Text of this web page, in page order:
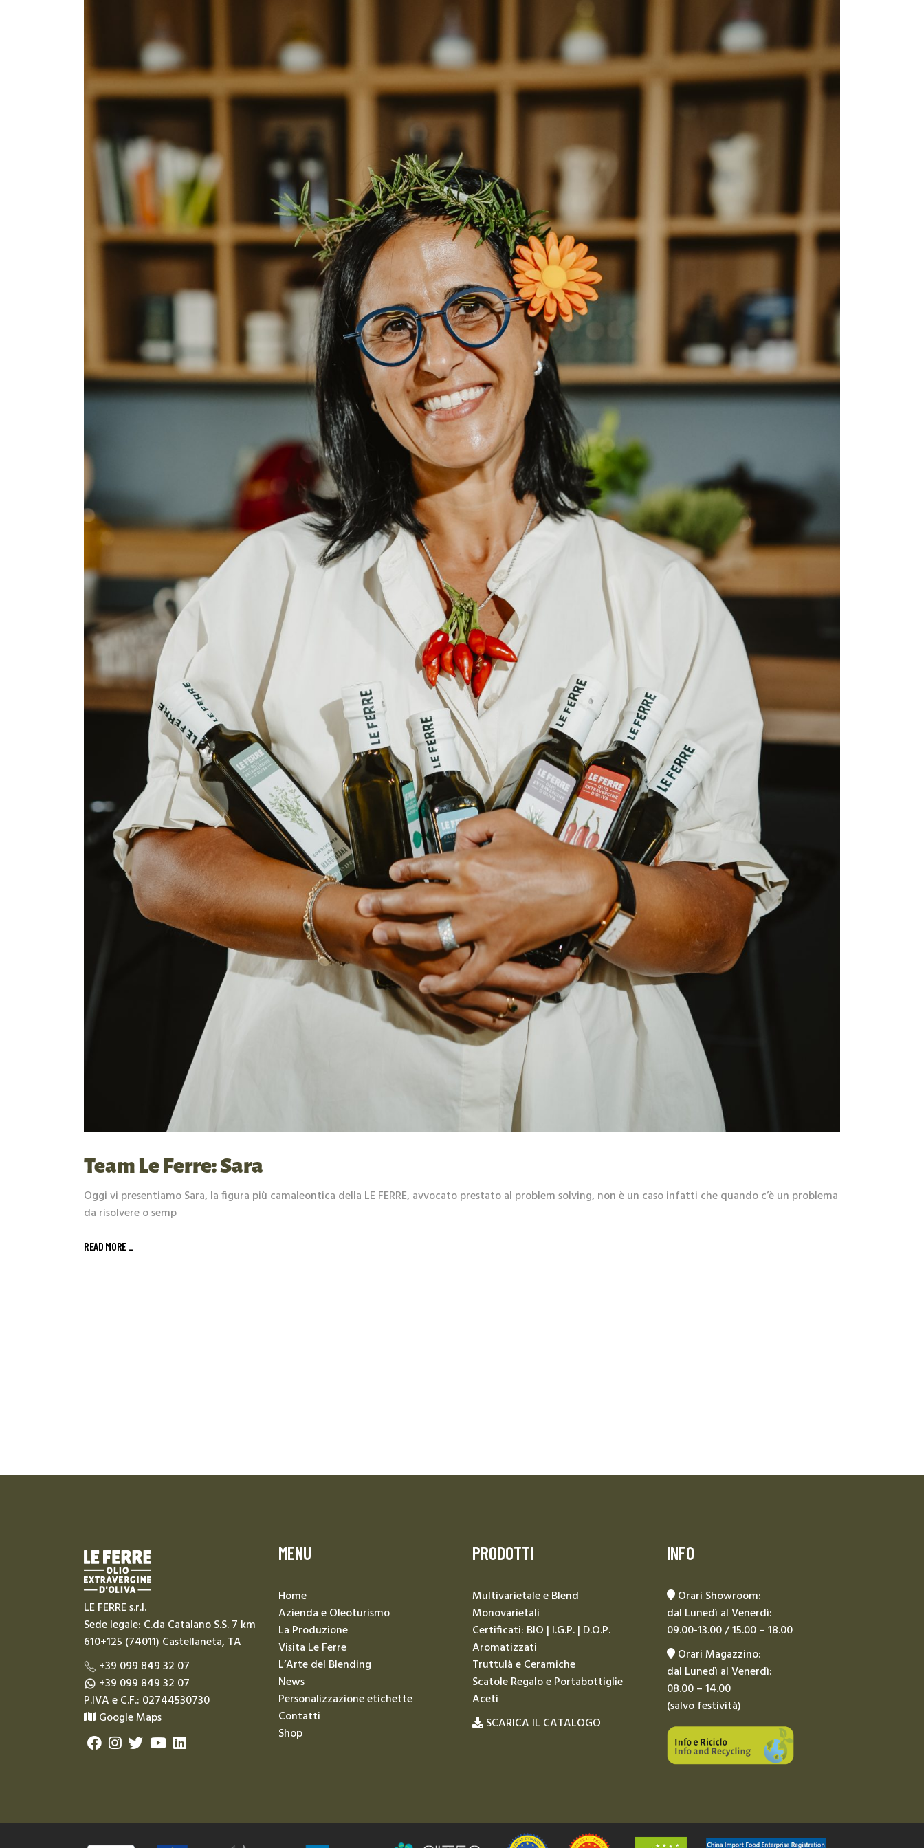
Team Le Ferre: Sara
Oggi vi presentiamo Sara, la figura più camaleontica della LE FERRE, avvocato prestato al problem solving, non è un caso infatti che quando c’è un problema
da risolvere o semp
READ MORE _
LE FERRE s.r.l.
Sede legale: C.da Catalano S.S. 7 km
610+125 (74011) Castellaneta, TA
+39 099 849 32 07
+39 099 849 32 07
P.IVA e C.F.: 02744530730
Google Maps
MENU
Home
Azienda e Oleoturismo
La Produzione
Visita Le Ferre
L’Arte del Blending
News
Personalizzazione etichette
Contatti
Shop
PRODOTTI
Multivarietale e Blend
Monovarietali
Certificati: BIO | I.G.P. | D.O.P.
Aromatizzati
Truttulà e Ceramiche
Scatole Regalo e Portabottiglie
Aceti
SCARICA IL CATALOGO
INFO
Orari Showroom:
dal Lunedì al Venerdì:
09.00-13.00 / 15.00 – 18.00
Orari Magazzino:
dal Lunedì al Venerdì:
08.00 – 14.00
(salvo festività)